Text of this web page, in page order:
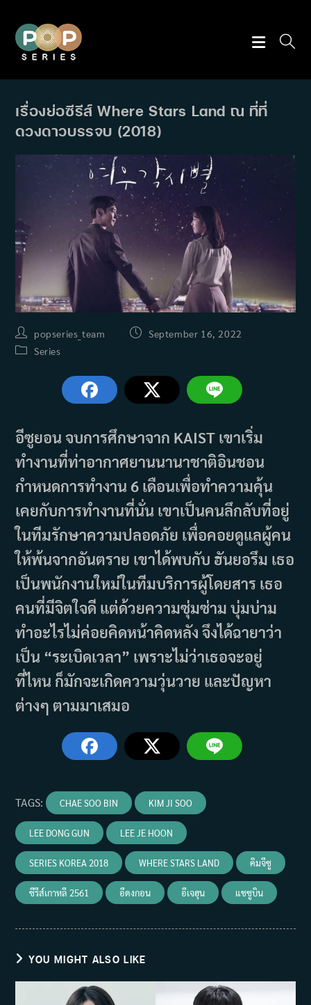
content
เรื่องย่อซีรีส์ Where Stars Land ณ ที่ที่
ดวงดาวบรรจบ (2018)
Post
author:
popseries_team
PostSeptember 16, 2022
PostSeries
อีซูยอน จบการศึกษาจาก KAIST เขาเริ่ม
ทำงานที่ท่าอากาศยานนานาชาติอินชอน
กำหนดการทำงาน 6 เดือนเพื่อทำความคุ้น
เคยกับการทำงานที่นั่น เขาเป็นคนลึกลับที่อยู่
ในทีมรักษาความปลอดภัย เพื่อคอยดูแลผู้คน
ให้พ้นจากอันตราย เขาได้พบกับ ฮันยอรึม เธอ
เป็นพนักงานใหม่ในทีมบริการผู้โดยสาร เธอ
คนที่มีจิตใจดี แต่ด้วยความซุ่มซ่าม บุ่มบ่าม
ทำอะไรไม่ค่อยคิดหน้าคิดหลัง จึงได้ฉายาว่า
เป็น “ระเบิดเวลา” เพราะไม่ว่าเธอจะอยู่
ที่ไหน ก็มักจะเกิดความวุ่นวาย และปัญหา
ต่างๆ ตามมาเสมอ
TAGS: CHAE SOO BIN KIM JI SOO
LEE DONG GUN LEE JE HOON
SERIES KOREA 2018 WHERE STARS LAND คิมจีซู
ซีรีส์เกาหลี 2561 อีดงกอน อีเจฮุน แชซูบิน
YOU MIGHT ALSO LIKE